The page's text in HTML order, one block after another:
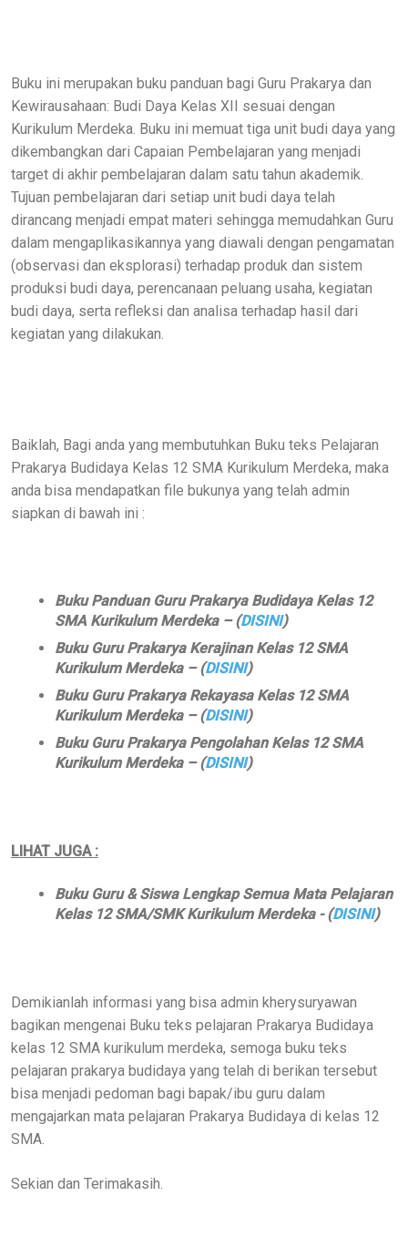
Buku ini merupakan buku panduan bagi Guru Prakarya dan
Kewirausahaan: Budi Daya Kelas XII sesuai dengan
Kurikulum Merdeka. Buku ini memuat tiga unit budi daya yang
dikembangkan dari Capaian Pembelajaran yang menjadi
target di akhir pembelajaran dalam satu tahun akademik.
Tujuan pembelajaran dari setiap unit budi daya telah
dirancang menjadi empat materi sehingga memudahkan Guru
dalam mengaplikasikannya yang diawali dengan pengamatan
(observasi dan eksplorasi) terhadap produk dan sistem
produksi budi daya, perencanaan peluang usaha, kegiatan
budi daya, serta refleksi dan analisa terhadap hasil dari
kegiatan yang dilakukan.
Baiklah, Bagi anda yang membutuhkan Buku teks Pelajaran
Prakarya Budidaya Kelas 12 SMA Kurikulum Merdeka, maka
anda bisa mendapatkan file bukunya yang telah admin
siapkan di bawah ini :
Buku Panduan Guru Prakarya Budidaya Kelas 12
SMA Kurikulum Merdeka – (DISINI)
Buku Guru Prakarya Kerajinan Kelas 12 SMA
Kurikulum Merdeka – (DISINI)
Buku Guru Prakarya Rekayasa Kelas 12 SMA
Kurikulum Merdeka – (DISINI)
Buku Guru Prakarya Pengolahan Kelas 12 SMA
Kurikulum Merdeka – (DISINI)
LIHAT JUGA :
Buku Guru & Siswa Lengkap Semua Mata Pelajaran
Kelas 12 SMA/SMK Kurikulum Merdeka - (DISINI)
Demikianlah informasi yang bisa admin kherysuryawan
bagikan mengenai Buku teks pelajaran Prakarya Budidaya
kelas 12 SMA kurikulum merdeka, semoga buku teks
pelajaran prakarya budidaya yang telah di berikan tersebut
bisa menjadi pedoman bagi bapak/ibu guru dalam
mengajarkan mata pelajaran Prakarya Budidaya di kelas 12
SMA.
Sekian dan Terimakasih.